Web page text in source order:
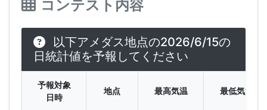
コンテスト内容
以下アメダス地点の2026/6/15の
日統計値を予報してください
予報対象
日時
地点 最高気温 最低気温